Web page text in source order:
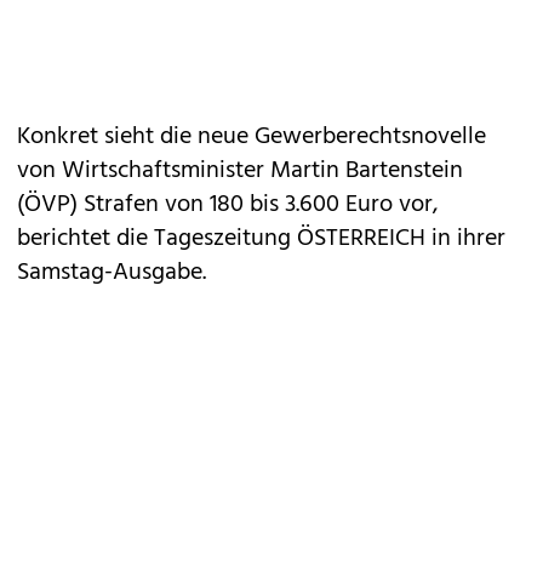
Konkret sieht die neue Gewerberechtsnovelle
von Wirtschaftsminister Martin Bartenstein
(ÖVP) Strafen von 180 bis 3.600 Euro vor,
berichtet die Tageszeitung ÖSTERREICH in ihrer
Samstag-Ausgabe.